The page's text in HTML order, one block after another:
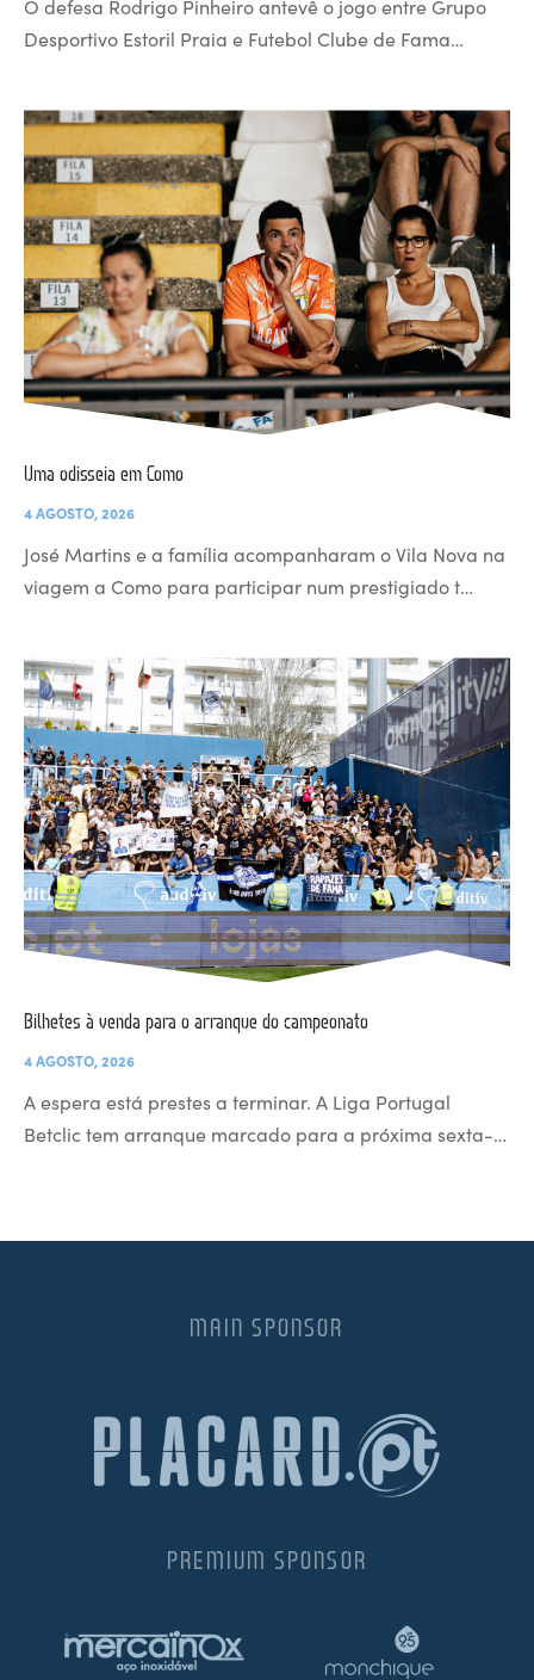
O defesa Rodrigo Pinheiro antevê o jogo entre Grupo
Desportivo Estoril Praia e Futebol Clube de Fama…
Uma odisseia em Como
4 AGOSTO, 2026
José Martins e a família acompanharam o Vila Nova na
viagem a Como para participar num prestigiado t…
Bilhetes à venda para o arranque do campeonato
4 AGOSTO, 2026
A espera está prestes a terminar. A Liga Portugal
Betclic tem arranque marcado para a próxima sexta-…
MAIN SPONSOR
PREMIUM SPONSOR